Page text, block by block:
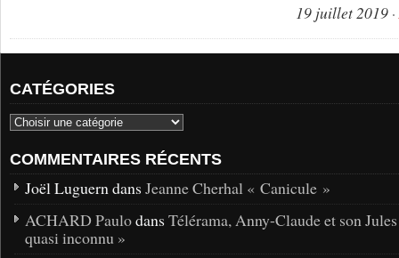
19 juillet 2019
CATÉGORIES
COMMENTAIRES RÉCENTS
Joël Luguern dans Jeanne Cherhal « Canicule »
ACHARD Paulodans Télérama, Anny-Claude et son
quasi inconnu »